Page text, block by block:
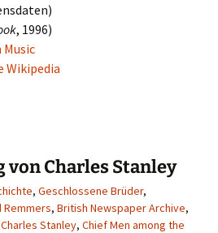
, 1996)
Wikipedia
von Charles Stanley
, Geschlossene Brüder,
Remmers, British Newspaper Archive,
Charles Stanley, Chief Men among the